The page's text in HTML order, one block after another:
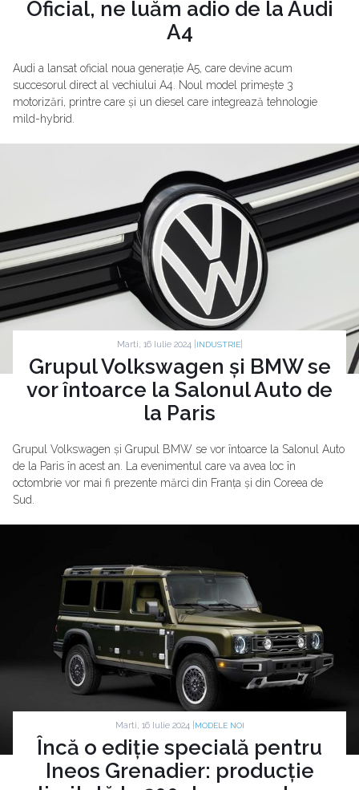
Oficial, ne luăm adio de la Audi
A4
Audi a lansat oficial noua generație A5, care devine acum
succesorul direct al vechiului A4. Noul model primește 3
motorizări, printre care și un diesel care integrează tehnologie
mild-hybrid.
Marti, 16 Iulie 2024 | INDUSTRIE|
Grupul Volkswagen și BMW se
vor întoarce la Salonul Auto de
la Paris
Grupul Volkswagen și Grupul BMW se vor întoarce la Salonul Auto
de la Paris în acest an. La evenimentul care va avea loc în
octombrie vor mai fi prezente mărci din Franța și din Coreea de
Sud.
Marti, 16 Iulie 2024 | MODELE NOI
Încă o ediție specială pentru
Ineos Grenadier: producție